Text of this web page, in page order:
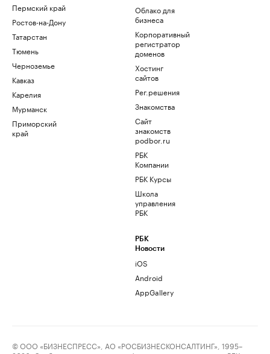
Пермский край
Ростов-на-Дону
Татарстан
Тюмень
Черноземье
Кавказ
Карелия
Мурманск
Приморский
край
Облако для
бизнеса
Корпоративный
регистратор
доменов
Хостинг
сайтов
Рег.решения
Знакомства
Сайт
знакомств
podbor.ru
РБК
Компании
РБК Курсы
Школа
управления
РБК
РБК
Новости
iOS
Android
AppGallery
© ООО «БИЗНЕСПРЕСС», АО «РОСБИЗНЕСКОНСАЛТИНГ», 1995–